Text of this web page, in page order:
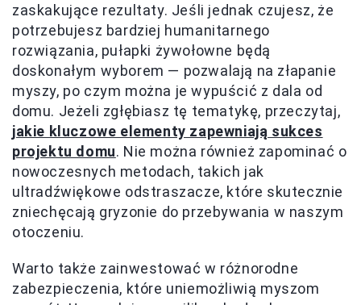
zaskakujące rezultaty. Jeśli jednak czujesz, że
potrzebujesz bardziej humanitarnego
rozwiązania, pułapki żywołowne będą
doskonałym wyborem — pozwalają na złapanie
myszy, po czym można je wypuścić z dala od
domu. Jeżeli zgłębiasz tę tematykę, przeczytaj,
jakie kluczowe elementy zapewniają sukces
projektu domu. Nie można również zapominać o
nowoczesnych metodach, takich jak
ultradźwiękowe odstraszacze, które skutecznie
zniechęcają gryzonie do przebywania w naszym
otoczeniu.
Warto także zainwestować w różnorodne
zabezpieczenia, które uniemożliwią myszom